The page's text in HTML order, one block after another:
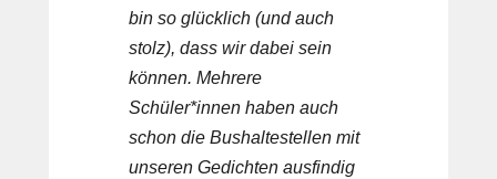
bin so glücklich (und auch
stolz), dass wir dabei sein
können. Mehrere
Schüler*innen haben auch
schon die Bushaltestellen mit
unseren Gedichten ausfindig